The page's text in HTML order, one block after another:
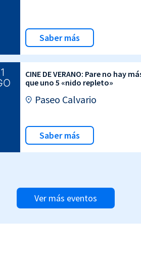
Saber más
CINE DE VERANO: Pare no hay
que uno 5 «nido repleto»
Paseo Calvario
Saber más
Ver más eventos